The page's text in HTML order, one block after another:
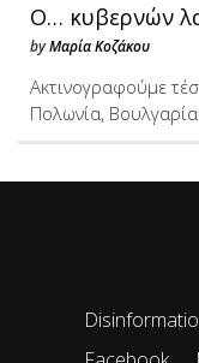
Ο… κυβερνών
byΜαρία Κοζάκου
Ακτινογραφούμε
Πολωνία,